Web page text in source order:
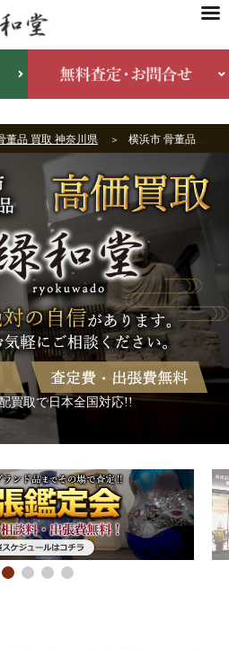
董品 買取 神奈川県 横浜市 骨董品買取
買取で日本全国対応!!